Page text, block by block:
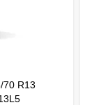
70 R13